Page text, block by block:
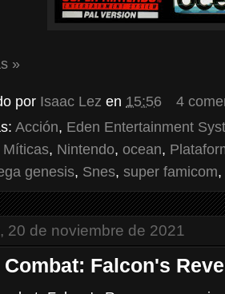
»
por Isaac Lez en 15:56
4
Acción, Eden Entertainment
Míticas, Nintendo, ocean,
genesis, Snes, super famicom,
20 de noviembre de 2021
Combat: Falcon's